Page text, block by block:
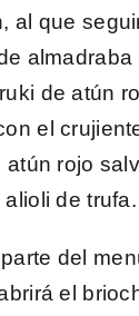
, al que
de atún
el
atún rojo
de trufa.
del
el